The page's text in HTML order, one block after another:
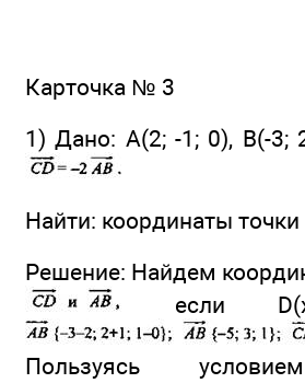
Карточка № 3
1) Дано: А(2; -1; 0), В(-3;
Найти: координаты точки
Решение: Найдем
если
Пользуясь